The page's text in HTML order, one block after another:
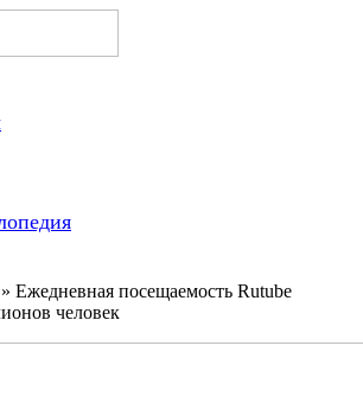
» Ежедневная посещаемость Rutube
человек